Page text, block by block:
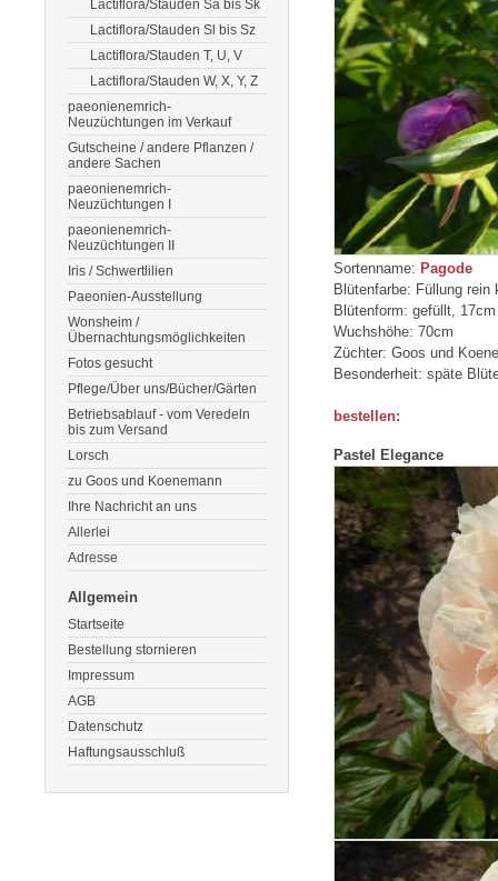
Lactiflora/Stauden Sa bis Sk
Lactiflora/Stauden Sl bis Sz
Lactiflora/Stauden T, U, V
Lactiflora/Stauden W, X, Y, Z
paeonienemrich-
Neuzüchtungen im Verkauf
Gutscheine / andere Pflanzen /
andere Sachen
paeonienemrich-
Neuzüchtungen I
paeonienemrich-
Neuzüchtungen II
Iris / Schwertlilien
Paeonien-Ausstellung
Wonsheim /
Übernachtungsmöglichkeiten
Fotos gesucht
Pflege/Über uns/Bücher/Gärten
Betriebsablauf - vom Veredeln
bis zum Versand
Lorsch
zu Goos und Koenemann
Ihre Nachricht an uns
Allerlei
Adresse
Allgemein
Startseite
Bestellung stornieren
Impressum
AGB
Datenschutz
Haftungsausschluß
Sortenname: Pagode
Blütenfarbe: Füllung rein
Blütenform: gefüllt,
Wuchshöhe: 70cm
Züchter: Goos und
Besonderheit: späte
bestellen:
Pastel Elegance